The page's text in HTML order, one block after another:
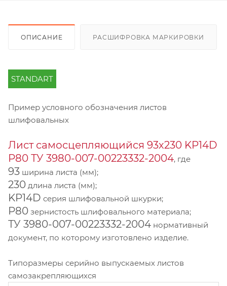
ОПИСАНИЕ РАСШИФРОВКА МАРКИРОВКИ
STANDART
Пример условного обозначения листов
шлифовальных
Лист самосцепляющийся 93х230 KP14D
Р80 ТУ 3980-007-00223332-2004, где
93 ширина листа (мм);
230 длина листа (мм);
KP14D серия шлифовальной шкурки;
Р80 зернистость шлифовального материала;
ТУ 3980-007-00223332-2004 нормативный
документ, по которому изготовлено изделие.
Типоразмеры серийно выпускаемых листов
самозакрепляющихся